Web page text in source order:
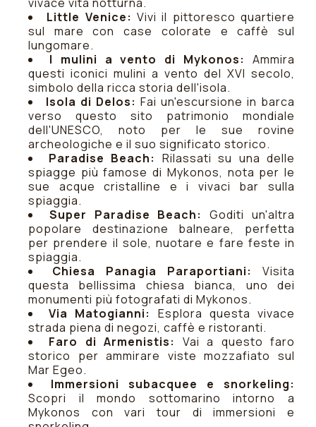
Little Venice: Vivi il pittoresco quartiere
sul mare con case colorate e caffè sul
lungomare.
I mulini a vento di Mykonos:
Ammira
questi iconici mulini a vento del XVI secolo,
simbolo della ricca storia dell'isola.
Isola di Delos: Fai un'escursione in barca
verso questo sito patrimonio mondiale
dell'UNESCO, noto per le sue rovine
archeologiche e il suo significato storico.
Paradise Beach: Rilassati su una delle
spiagge più famose di Mykonos, nota per le
sue acque cristalline e i vivaci bar sulla
spiaggia.
Super Paradise Beach:
Goditi un'altra
popolare destinazione balneare, perfetta
per prendere il sole, nuotare e fare feste in
spiaggia.
Chiesa Panagia Paraportiani:
Visita
questa bellissima chiesa bianca, uno dei
monumenti più fotografati di Mykonos.
Via Matogianni:
Esplora questa vivace
strada piena di negozi, caffè e ristoranti.
Faro di Armenistis:
Vai a questo faro
storico per ammirare viste mozzafiato sul
Mar Egeo.
Immersioni subacquee e snorkeling:
Scopri il mondo sottomarino intorno a
Mykonos con vari tour di immersioni e